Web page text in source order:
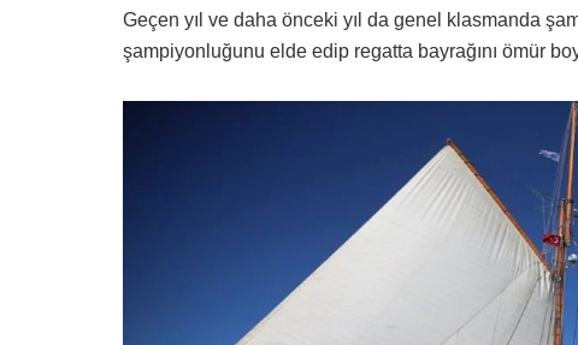
Geçen yıl ve daha önceki yıl da genel klasmanda
şampiyonluğunu elde edip regatta bayrağını ömür